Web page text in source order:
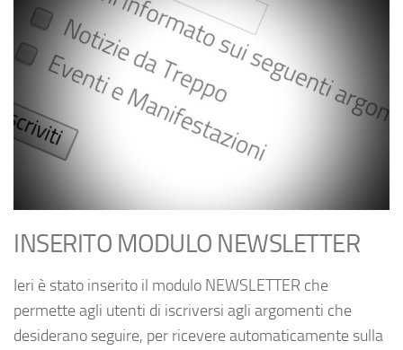
INSERITO MODULO NEWSLETTER
Ieri è stato inserito il modulo NEWSLETTER che
permette agli utenti di iscriversi agli argomenti che
desiderano seguire, per ricevere automaticamente sulla